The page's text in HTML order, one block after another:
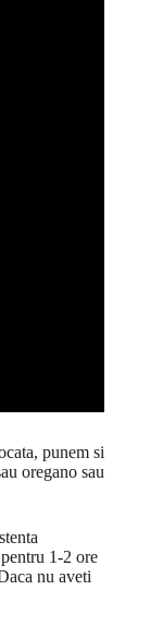
punem si
oregano sau
1-2 ore
nu aveti